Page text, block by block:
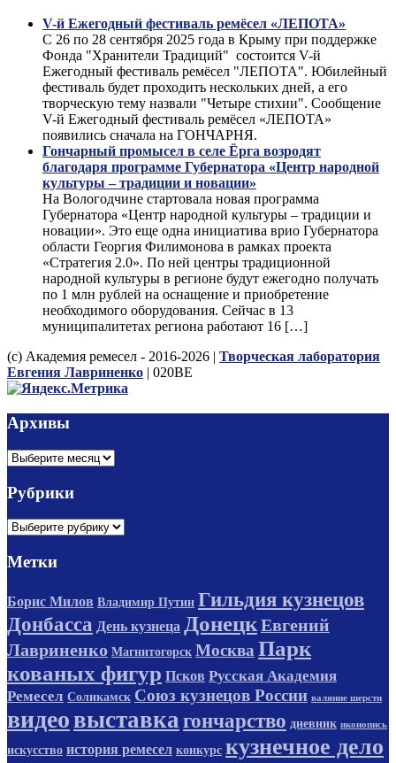
V-й Ежегодный фестиваль ремёсел «ЛЕПОТА»
С 26 по 28 сентября 2025 года в Крыму при поддержке
Фонда "Хранители Традиций" состоится V-й
Ежегодный фестиваль ремёсел "ЛЕПОТА". Юбилейный
фестиваль будет проходить нескольких дней, а его
творческую тему назвали "Четыре стихии". Сообщение
V-й Ежегодный фестиваль ремёсел «ЛЕПОТА»
появились сначала на ГОНЧАРНЯ.
Гончарный промысел в селе Ёрга возродят
благодаря программе Губернатора «Центр народной
культуры – традиции и новации»
На Вологодчине стартовала новая программа
Губернатора «Центр народной культуры – традиции и
новации». Это еще одна инициатива врио Губернатора
области Георгия Филимонова в рамках проекта
«Стратегия 2.0». По ней центры традиционной
народной культуры в регионе будут ежегодно получать
по 1 млн рублей на оснащение и приобретение
необходимого оборудования. Сейчас в 13
муниципалитетах региона работают 16 […]
(с) Академия ремесел - 2016-2026 | Творческая лаборатория
Евгения Лавриненко | 020BE
Архивы
Архивы
Рубрики
Рубрики
Метки
Борис Милов Владимир Путин Гильдия кузнецов
Донбасса День кузнеца ДонецкЕвгений
Лавриненко Магнитогорск Москва Парк
кованых фигур Псков Русская Академия
Ремесел Соликамск Союз кузнецов России валяние шерсти
видеовыставка гончарство дневник иконопись
искусство история ремесел конкурс кузнечное дело